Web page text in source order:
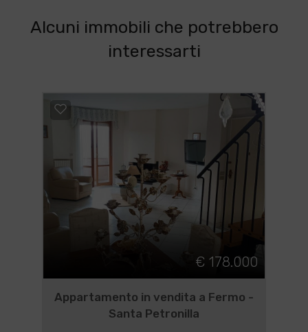
Alcuni immobili che potrebbero
interessarti
€ 178.000
Appartamento in vendita a Fermo -
Santa Petronilla